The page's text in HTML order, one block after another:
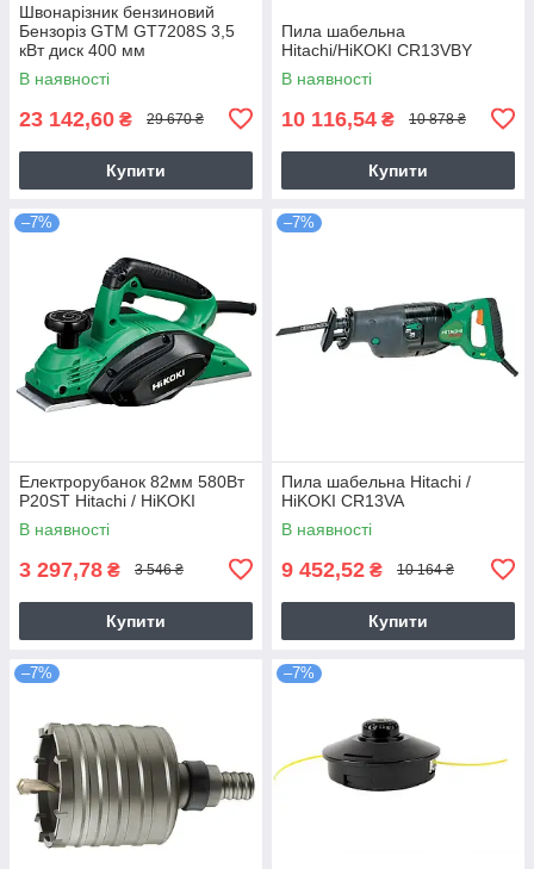
Швонарізник бензиновий
Бензоріз GTM GT7208S 3,5
кВт диск 400 мм
В наявності
23 142,60 ₴ 29 670 ₴
Купити
Пила шабельна
Hitachi/HiKOKI CR13VBY
В наявності
10 116,54 ₴ 10 878 ₴
Купити
–7%
Електрорубанок 82мм 580Вт
P20ST Hitachi / HiKOKI
В наявності
3 297,78 ₴ 3 546 ₴
Купити
–7%
Пила шабельна Hitachi /
HiKOKI CR13VA
В наявності
9 452,52 ₴ 10 164 ₴
Купити
–7% –7%